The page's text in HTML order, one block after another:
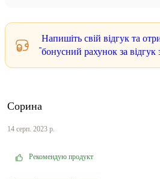
Напишіть свій відгук та
бонусний рахунок за відгук
Сорина
14 серп. 2023 р.
Рекомендую продукт